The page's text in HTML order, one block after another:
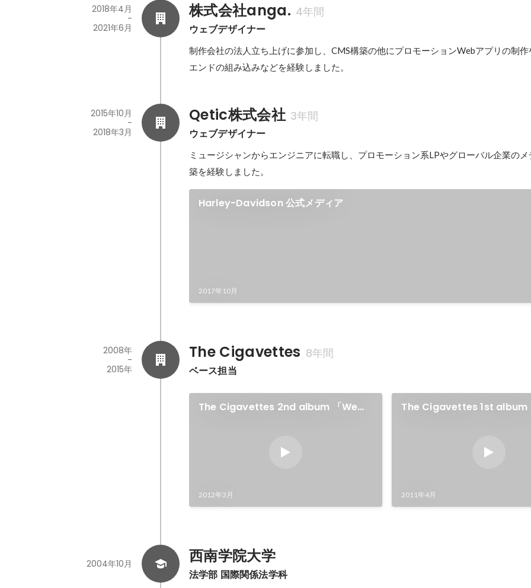
株式会社anga. 4年間
ウェブデザイナー
2018年4月
-
2021年6月
制作会社の法人立ち上げに参加し、CMS構築の他にプロモーションWebアプリの制作
エンドの組み込みなどを経験しました。
Qetic株式会社 3年間
ウェブデザイナー
2015年10月
-
2018年3月
ミュージシャンからエンジニアに転職し、プロモーション系LPやグローバル企業の
築を経験しました。
Harley-Davidson 公式メディア
2017年10月
The Cigavettes 8年間
ベース担当
2008年
-
2015年
The Cigavettes 2nd album 「We
2012年3月
The Cigavettes 1st album
2011年4月
西南学院大学
法学部 国際関係法学科
2004年10月